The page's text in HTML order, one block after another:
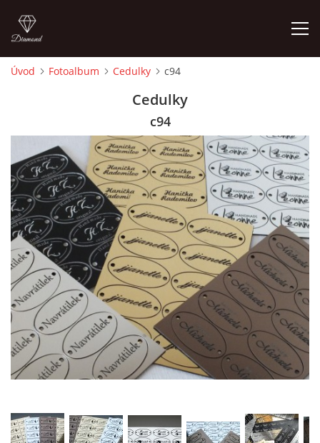
CEDULKY
MOJE POSLEDNÍ PRÁCE
jk-laguna@seznam.cz
Úvod Fotoalbum Cedulky c94
Cedulky
c94